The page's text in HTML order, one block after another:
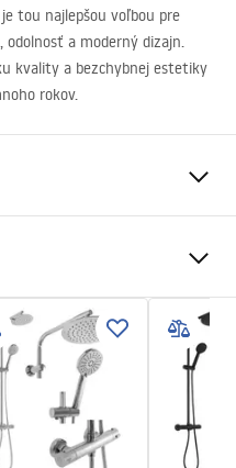
tou najlepšou voľbou pre
a moderný dizajn.
kvality a bezchybnej estetiky
rokov.
Roh
Transparent 6mm
Naklápateľné
Bruno
Na detskom bazéne resp
DRZWI